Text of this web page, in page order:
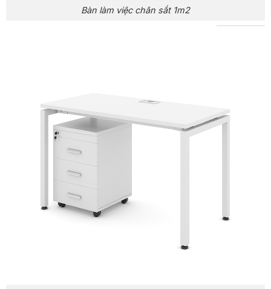
Bàn làm việc chân sắt 1m2